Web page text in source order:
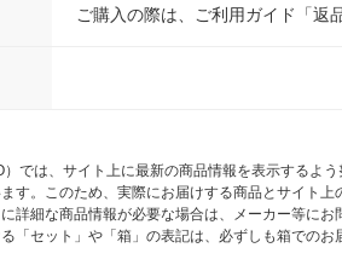
ご購入の際は、ご利用ガイド「返
では、サイト上に最新の商品情報を表示するよ
す。このため、実際にお届けする商品とサイト
詳細な商品情報が必要な場合は、メーカー等にお
「セット」や「箱」の表記は、必ずしも箱での